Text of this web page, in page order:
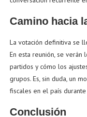
Camino hacia
La votación definitiva se
En esta reunión, se
partidos y cómo los
grupos. Es, sin duda, un
fiscales en el país
Conclusión